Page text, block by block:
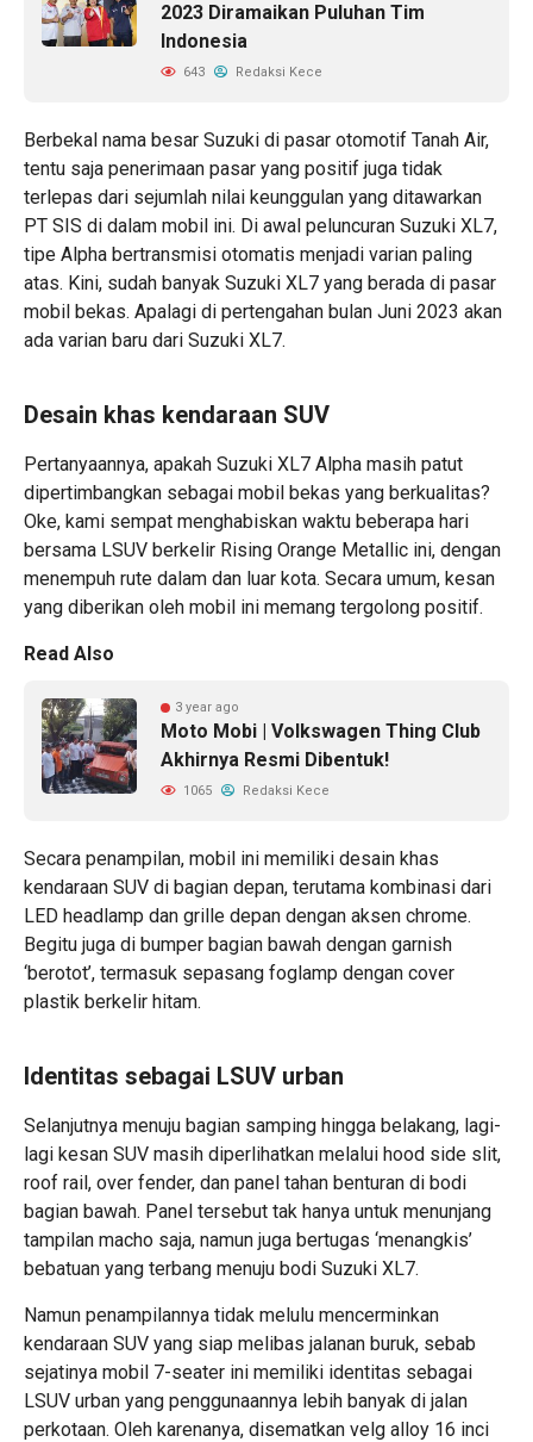
2023 Diramaikan Puluhan Tim
Indonesia
643 Redaksi Kece
Berbekal nama besar Suzuki di pasar otomotif Tanah Air,
tentu saja penerimaan pasar yang positif juga tidak
terlepas dari sejumlah nilai keunggulan yang ditawarkan
PT SIS di dalam mobil ini. Di awal peluncuran Suzuki XL7,
tipe Alpha bertransmisi otomatis menjadi varian paling
atas. Kini, sudah banyak Suzuki XL7 yang berada di pasar
mobil bekas. Apalagi di pertengahan bulan Juni 2023 akan
ada varian baru dari Suzuki XL7.
Desain khas kendaraan SUV
Pertanyaannya, apakah Suzuki XL7 Alpha masih patut
dipertimbangkan sebagai mobil bekas yang berkualitas?
Oke, kami sempat menghabiskan waktu beberapa hari
bersama LSUV berkelir Rising Orange Metallic ini, dengan
menempuh rute dalam dan luar kota. Secara umum, kesan
yang diberikan oleh mobil ini memang tergolong positif.
Read Also
3 year ago
Moto Mobi | Volkswagen Thing Club
Akhirnya Resmi Dibentuk!
1065 Redaksi Kece
Secara penampilan, mobil ini memiliki desain khas
kendaraan SUV di bagian depan, terutama kombinasi dari
LED headlamp dan grille depan dengan aksen chrome.
Begitu juga di bumper bagian bawah dengan garnish
‘berotot’, termasuk sepasang foglamp dengan cover
plastik berkelir hitam.
Identitas sebagai LSUV urban
Selanjutnya menuju bagian samping hingga belakang, lagi-
lagi kesan SUV masih diperlihatkan melalui hood side slit,
roof rail, over fender, dan panel tahan benturan di bodi
bagian bawah. Panel tersebut tak hanya untuk menunjang
tampilan macho saja, namun juga bertugas ‘menangkis’
bebatuan yang terbang menuju bodi Suzuki XL7.
Namun penampilannya tidak melulu mencerminkan
kendaraan SUV yang siap melibas jalanan buruk, sebab
sejatinya mobil 7-seater ini memiliki identitas sebagai
LSUV urban yang penggunaannya lebih banyak di jalan
perkotaan. Oleh karenanya, disematkan velg alloy 16 inci